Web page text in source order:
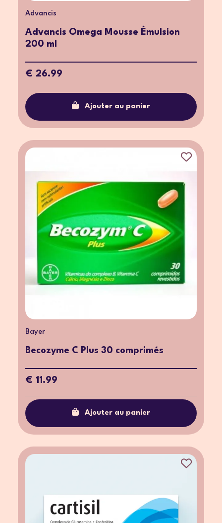
Advancis
Advancis Omega Mousse Émulsion
200 ml
€ 26.99
Ajouter au panier
Bayer
Becozyme C Plus 30 comprimés
€ 11.99
Ajouter au panier